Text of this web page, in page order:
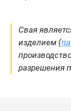
Свая
изделием (
разрешения